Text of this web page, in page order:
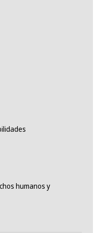
humanos y